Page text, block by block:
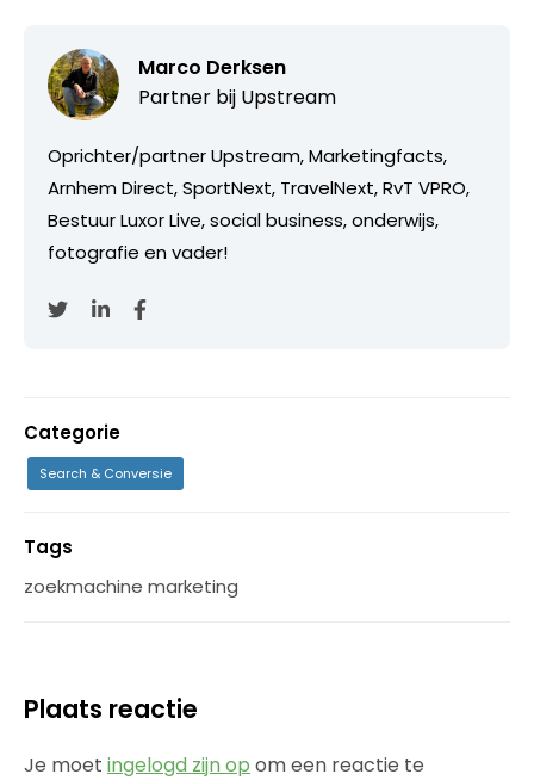
Marco Derksen
Partner bij Upstream
Oprichter/partner Upstream, Marketingfacts,
Arnhem Direct, SportNext, TravelNext, RvT VPRO,
Bestuur Luxor Live, social business, onderwijs,
fotografie en vader!
Categorie
Search & Conversie
Tags
zoekmachine marketing
Plaats reactie
Je moet ingelogd zijn op om een reactie te